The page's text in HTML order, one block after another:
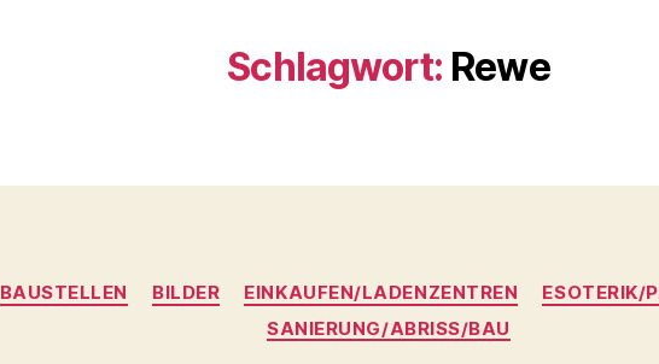
Schlagwort: Rewe
Kategorien
BAUSTELLEN BILDER EINKAUFEN/LADENZENTREN ESOTERIK/
SANIERUNG/ABRISS/BAU